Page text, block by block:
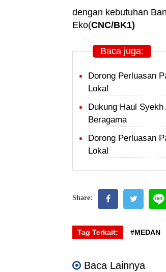
dengan kebutuhan
Eko(CNC/BK1)
Baca juga:
Dorong Perluasan
Lokal
Dukung Haul
Beragama
Dorong Perluasan
Lokal
Share:
Tag Terkait: #MEDAN
Baca Lainnya